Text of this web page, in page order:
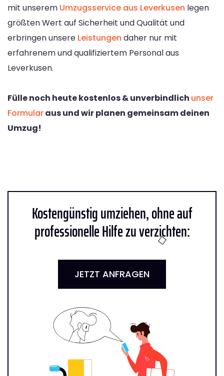
mit unserem Umzugsservice aus Leverkusen legen
größten Wert auf Sicherheit und Qualität und
erbringen unsere Leistungen daher nur mit
erfahrenem und qualifiziertem Personal aus
Leverkusen.
Fülle noch heute kostenlos & unverbindlich unser
Formularaus und wir planen gemeinsam deinen
Umzug!
Kostengünstig umziehen, ohne auf
professionelle Hilfe zu verzichten:
JETZT ANFRAGEN